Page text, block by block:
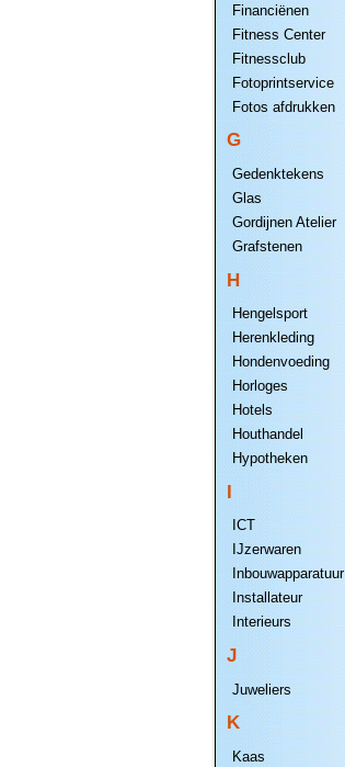
Financiënen
Fitness Center
Fitnessclub
Fotoprintservice
Fotos afdrukken
G
Gedenktekens
Glas
Gordijnen Atelier
Grafstenen
H
Hengelsport
Herenkleding
Hondenvoeding
Horloges
Hotels
Houthandel
Hypotheken
I
ICT
IJzerwaren
Inbouwapparatuur
Installateur
Interieurs
J
Juweliers
K
Kaas